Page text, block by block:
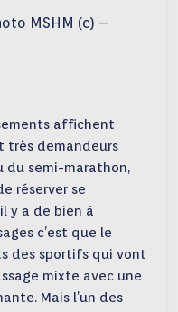
MSHM (c) –
affichent
très demandeurs
du semi-marathon,
réserver se
y a de bien à
c’est que le
des sportifs qui vont
mixte avec une
Mais l’un des